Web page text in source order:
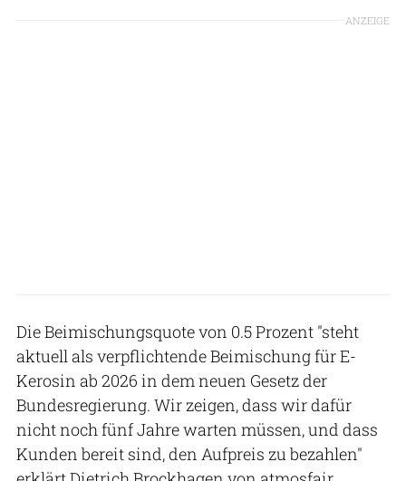
ANZEIGE
Die Beimischungsquote von 0.5 Prozent "steht
aktuell als verpflichtende Beimischung für E-
Kerosin ab 2026 in dem neuen Gesetz der
Bundesregierung. Wir zeigen, dass wir dafür
nicht noch fünf Jahre warten müssen, und dass
Kunden bereit sind, den Aufpreis zu bezahlen"